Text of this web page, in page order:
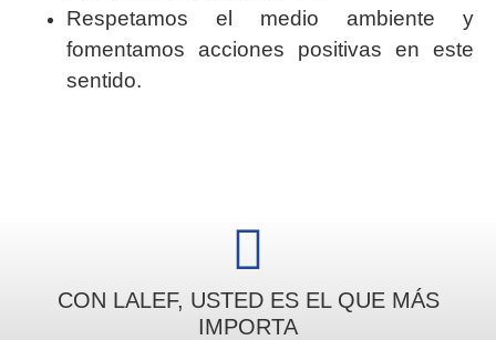
Respetamos el medio ambiente y
fomentamos acciones positivas en este
sentido.
CON LALEF, USTED ES EL QUE MÁS
IMPORTA